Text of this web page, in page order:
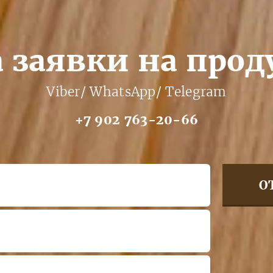
на
Viber/ WhatsApp/ Telegram
+7 902 763-20-66